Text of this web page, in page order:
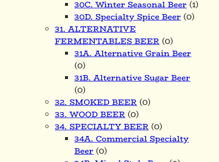
30C. Winter Seasonal Beer(1)
30D. Specialty Spice Beer(0)
31. ALTERNATIVE
FERMENTABLES BEER(0)
31A. Alternative Grain Beer
(0)
31B. Alternative Sugar Beer
(0)
32. SMOKED BEER(0)
33. WOOD BEER(0)
34. SPECIALTY BEER(0)
34A. Commercial Specialty
Beer(0)